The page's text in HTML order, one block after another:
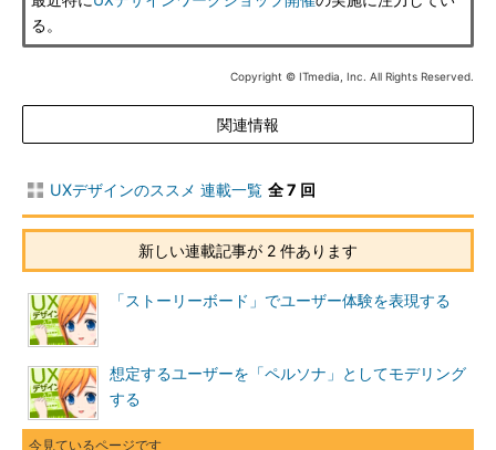
る。
Copyright © ITmedia, Inc. All Rights Reserved.
関連情報
UXデザインのススメ 連載一覧 全 7 回
新しい連載記事が 2 件あります
「ストーリーボード」でユーザー体験を表現する
想定するユーザーを「ペルソナ」としてモデリング
する